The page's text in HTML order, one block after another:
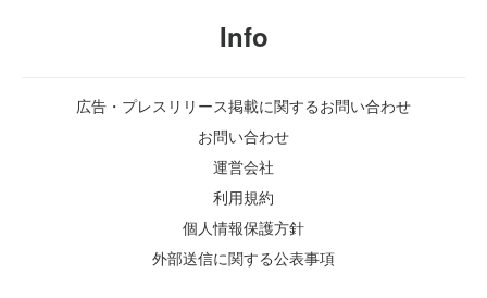
Info
広告・プレスリリース掲載に関するお問い合わせ
お問い合わせ
運営会社
利用規約
個人情報保護方針
外部送信に関する公表事項